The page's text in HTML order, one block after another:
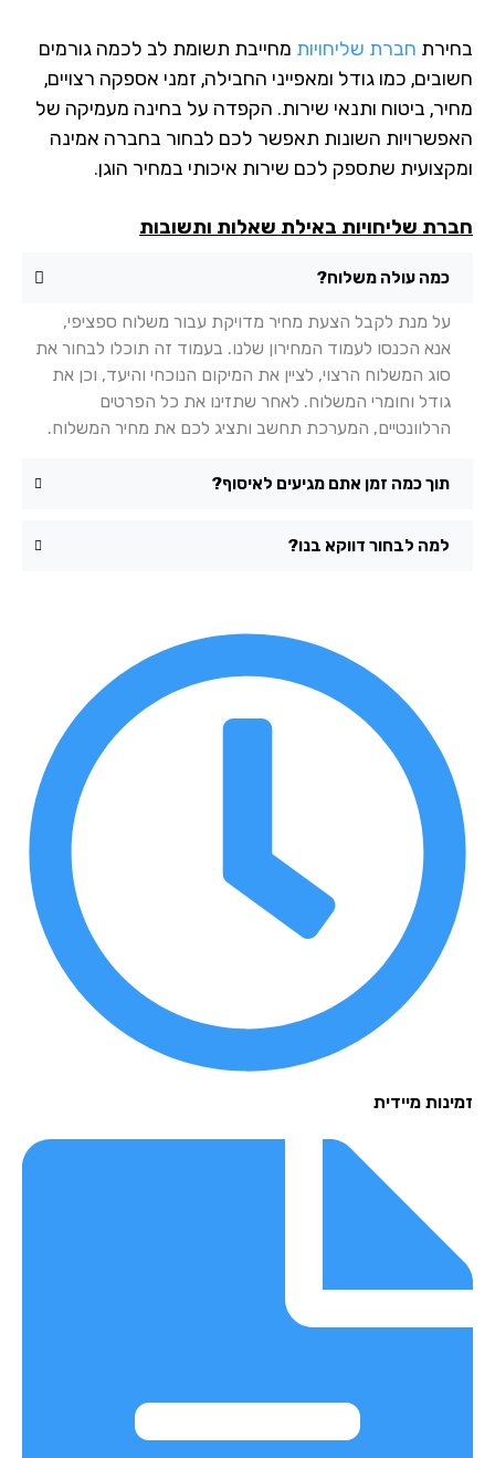
חברת שליחויותמחייבת תשומת לב לכמה גורמים
כמו גודל ומאפייני החבילה, זמני אספקה רצויים,
ביטוח ותנאי שירות. הקפדה על בחינה מעמיקה של
השונות תאפשר לכם לבחור בחברה אמינה
שתספק לכם שירות איכותי במחיר הוגן.
שליחויות באילת שאלות ותשובות
כמה עולה משלוח?
על מנת לקבל הצעת מחיר מדויקת עבור משלוח ספציפי,
אנא הכנסו לעמוד המחירון שלנו. בעמוד זה תוכלו לבחור את
סוג המשלוח הרצוי, לציין את המיקום הנוכחי והיעד, וכן את
גודל וחומרי המשלוח. לאחר שתזינו את כל הפרטים
הרלוונטיים, המערכת תחשב ותציג לכם את מחיר המשלוח.
תוך כמה זמן אתם מגיעים לאיסוף?
למה לבחור דווקא בנו?
מיידית